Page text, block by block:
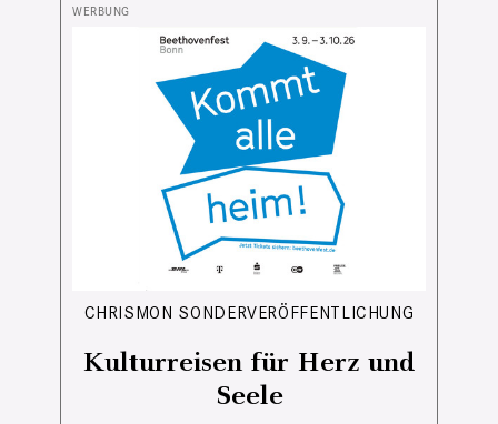
CHRISMON SONDERVERÖFFENTLICHUNG
Kulturreisen für Herz und
Seele